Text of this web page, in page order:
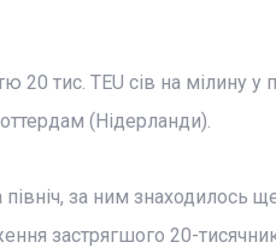
тис. TEU сів на мілину у
(Нідерланди).
за ним знаходилось
застрягшого 20-